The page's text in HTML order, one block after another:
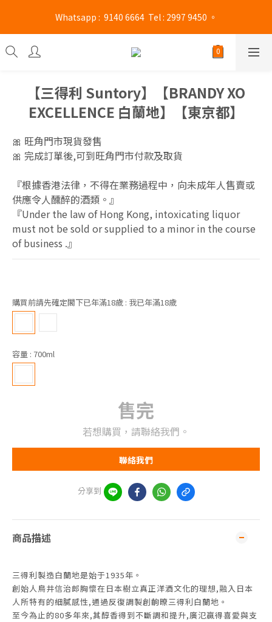
旺角門市營業時間 : (星期一至六 13:00 - 21:00 / 星期日及公眾假期
13:00 - 19:00)
Whatsapp :  9140 6664  Tel : 2997 9450 。
旺角門市營業時間 : (星期一至六 13:00 - 21:00 / 星期日及公眾假期
13:00 - 19:00)
【三得利 Suntory】【BRANDY XO
EXCELLENCE 白蘭地】【東京都】
🎀 旺角門市現貨發售
🎀 完成訂單後,可到旺角門市付款及取貨
『根據香港法律，不得在業務過程中，向未成年人售賣或
供應令人醺醉的酒類。』
『Under the law of Hong Kong, intoxicating liquor
must not be sold or supplied to a minor in the course
of business .』
購買前請先確定閣下已年滿18歲 : 我已年滿18歲
容量 : 700ml
售完
若想購買，請聯絡我們。
聯絡我們
分享到
商品描述
三得利製造白蘭地是始于1935年。
創始人鳥井信治郎胸懷在日本樹立真正洋酒文化的理想,融入日本
人所特有的細膩感性,通過反復調製創齣暸三得利白蘭地。
至今為止的80多年來,其醇香得到不斷調和提升,廣氾贏得喜愛與支